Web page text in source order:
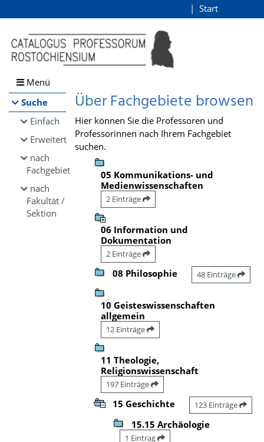
Browsen
direkt zum Inhalt
Start
Menü
Suche
Einfach
Erweitert
nach
Fachgebiet
nach
Fakultät /
Sektion
Über Fachgebiete browsen
Hier können Sie die Professoren und
Professorinnen nach Ihrem Fachgebiet
suchen.
05 Kommunikations- und
Medienwissenschaften
2 Einträge
06 Information und
Dokumentation
2 Einträge
08 Philosophie 48 Einträge
10 Geisteswissenschaften
allgemein
12 Einträge
11 Theologie,
Religionswissenschaft
197 Einträge
15 Geschichte 123 Einträge
15.15 Archäologie
1 Eintrag